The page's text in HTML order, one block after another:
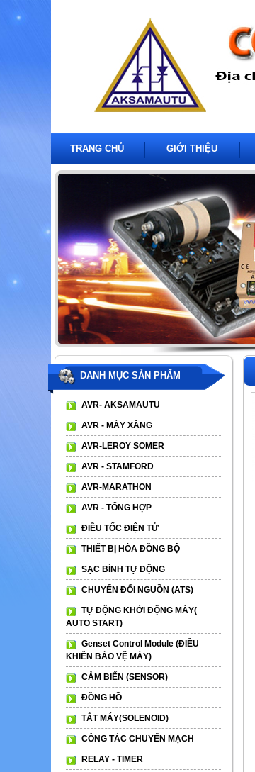
TRANG CHỦ GIỚI THIỆU
DANH MỤC SẢN PHẨM
AVR- AKSAMAUTU
AVR - MÁY XĂNG
AVR-LEROY SOMER
AVR - STAMFORD
AVR-MARATHON
AVR - TỔNG HỢP
ĐIỀU TỐC ĐIỆN TỬ
THIẾT BỊ HÒA ĐỒNG BỘ
SẠC BÌNH TỰ ĐỘNG
CHUYỂN ĐỔI NGUỒN (ATS)
TỰ ĐỘNG KHỞI ĐỘNG MÁY(
AUTO START)
Genset Control Module (ĐIỀU
KHIỂN BẢO VỆ MÁY)
CẢM BIẾN (SENSOR)
ĐỒNG HỒ
TẮT MÁY(SOLENOID)
CÔNG TẮC CHUYỂN MẠCH
RELAY - TIMER